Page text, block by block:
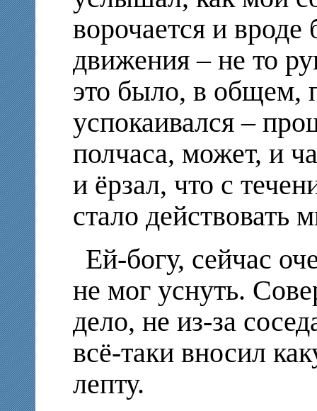
ворочается и вроде
движения – не то
это было, в общем,
успокаивался –
полчаса, может, и
и ёрзал, что с
стало действовать
Ей-богу, сейчас
не мог уснуть.
дело, не из-за
всё-таки вносил
лепту.